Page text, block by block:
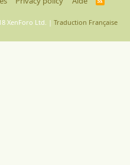
S
XenForo Ltd. | Traduction Française